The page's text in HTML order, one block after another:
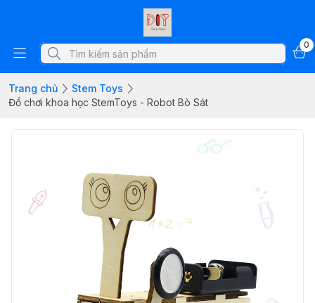
0
Trang chủ
Stem Toys
Đồ chơi khoa học StemToys - Robot Bò Sát